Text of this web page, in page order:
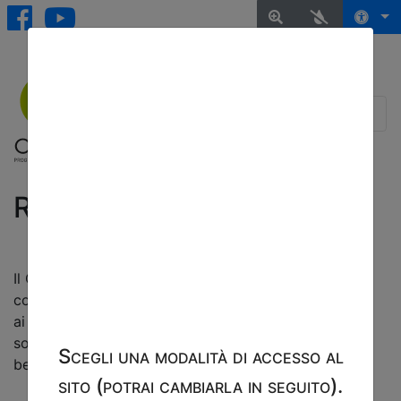
Scegli una modalità di accesso al
sito (potrai cambiarla in seguito).
Rete CAAD
Il Centro fornisce un servizio di formazione e
consulenza prevalentemente rivolgendosi ai tecnici e
ai progettisti pubblici e privati, ma trasversalmente
sono coinvolte molte professionalità legate al
benessere della persona.